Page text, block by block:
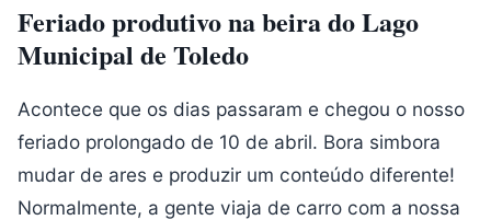
Feriado produtivo na beira do Lago
Municipal de Toledo
Acontece que os dias passaram e chegou o nosso
feriado prolongado de 10 de abril. Bora simbora
mudar de ares e produzir um conteúdo diferente!
Normalmente, a gente viaja de carro com a nossa